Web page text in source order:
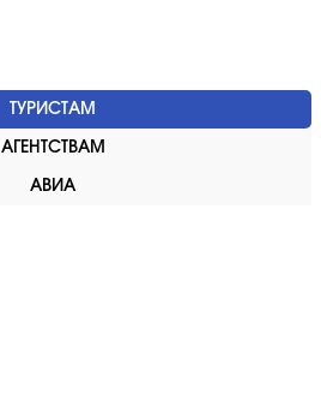
ТУРИСТАМ
АГЕНТСТВАМ
АВИА